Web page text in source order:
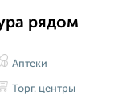
рядом
Аптеки
Торг. центры